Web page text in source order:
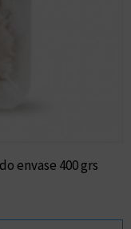
envase 400 grs